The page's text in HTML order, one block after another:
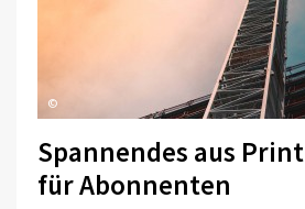
©
Spannendes aus
für Abonnenten